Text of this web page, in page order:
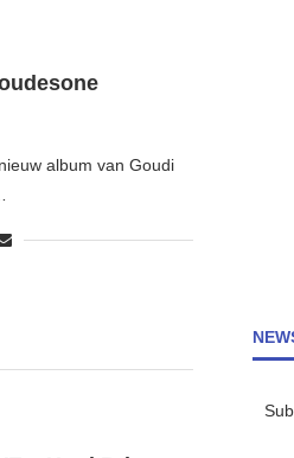
album van Goudi